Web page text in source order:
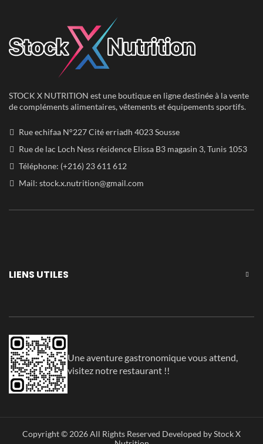
STOCK X NUTRITION est une boutique en ligne destinée à la vente
de compléments alimentaires, vêtements et équipements sportifs.
Rue echifaa N°227 Cité erriadh 4023 Sousse
Rue de lac Loch Ness résidence Elissa B3 magasin 3, Tunis 1053
Téléphone: (+216) 23 611 612
Mail: stock.x.nutrition@gmail.com
LIENS UTILES
Une aventure gastronomique vous attend,
visitez notre restaurant !!
Copyright © 2026 All Rights Reserved Developed by Stock X